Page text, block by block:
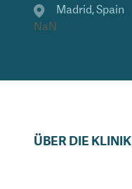
Madrid,Spain
NaN
ÜBER DIE KLINIK